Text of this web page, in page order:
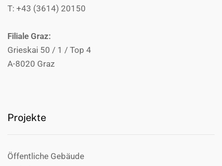
T: +43 (3614) 20150
Filiale Graz:
Grieskai 50 / 1 / Top 4
A-8020 Graz
Projekte
Öffentliche Gebäude